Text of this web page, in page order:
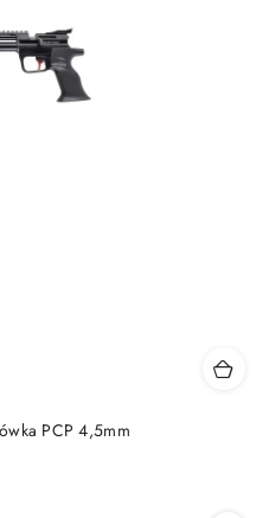
PCP 4,5mm